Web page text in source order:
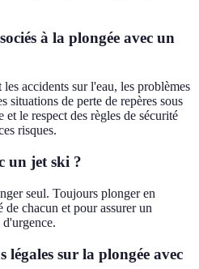
à la plongée avec un
accidents sur l'eau, les problèmes
situations de perte de repères sous
le respect des règles de sécurité
risques.
un jet ski ?
seul. Toujours plonger en
chacun et pour assurer un
légales sur la plongée avec